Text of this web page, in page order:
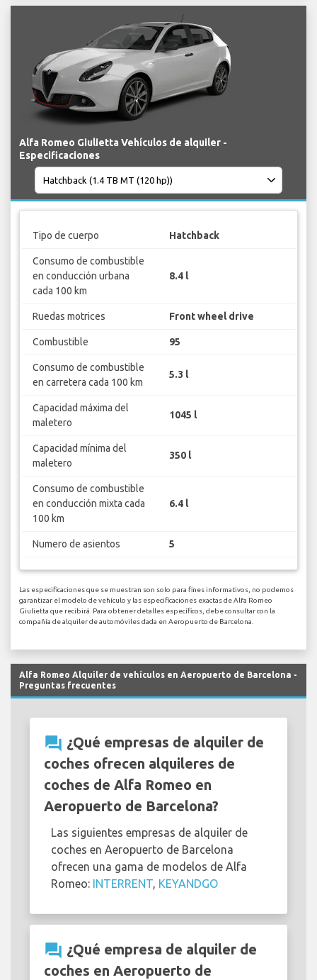
Alfa Romeo Giulietta Vehículos de alquiler -
Especificaciones
Tipo de cuerpo Hatchback
Consumo de combustible
en conducción urbana
cada 100 km
8.4 l
Ruedas motrices Front wheel drive
Combustible 95
Consumo de combustible
en carretera cada 100 km
5.3 l
Capacidad máxima del
maletero
1045 l
Capacidad mínima del
maletero
350 l
Consumo de combustible
en conducción mixta cada
100 km
6.4 l
Numero de asientos 5
Las especificaciones que se muestran son solo para fines informativos, no podemos
garantizar el modelo de vehículo y las especificaciones exactas de Alfa Romeo
Giulietta que recibirá. Para obtener detalles específicos, debe consultar con la
compañía de alquiler de automóviles dada en Aeropuerto de Barcelona.
Alfa Romeo Alquiler de vehículos en Aeropuerto de Barcelona -
Preguntas frecuentes
question_answer ¿Qué empresas de alquiler de
coches ofrecen alquileres de
coches de Alfa Romeo en
Aeropuerto de Barcelona?
Las siguientes empresas de alquiler de
coches en Aeropuerto de Barcelona
ofrecen una gama de modelos de Alfa
Romeo: INTERRENT, KEYANDGO
question_answer ¿Qué empresa de alquiler de
coches en Aeropuerto de